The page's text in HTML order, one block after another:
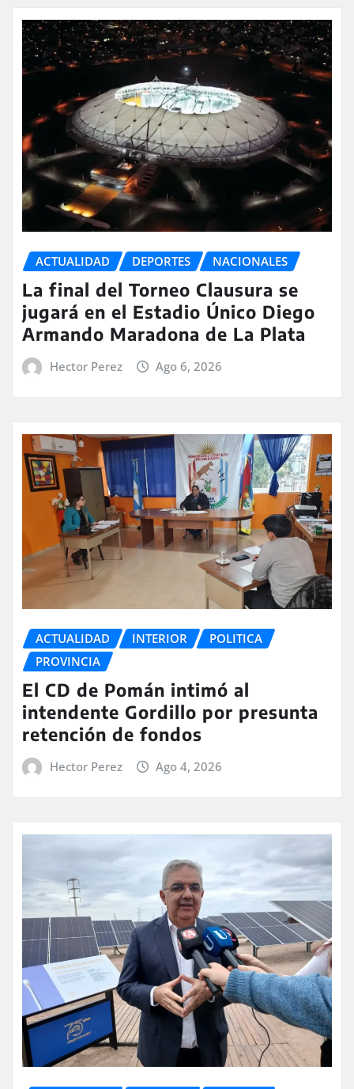
ACTUALIDAD DEPORTES NACIONALES
La final del Torneo Clausura se
jugará en el Estadio Único Diego
Armando Maradona de La Plata
Hector Perez Ago 6, 2026
ACTUALIDAD INTERIOR
POLITICA
PROVINCIA
El CD de Pomán intimó al
intendente Gordillo por presunta
retención de fondos
Hector Perez Ago 4, 2026